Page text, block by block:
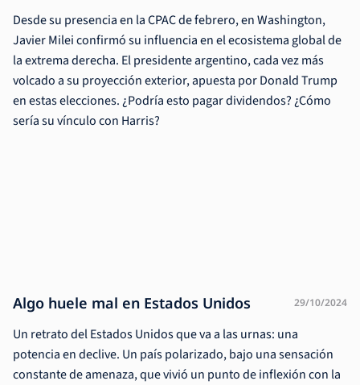
Desde su presencia en la CPAC de febrero, en Washington,
Javier Milei confirmó su influencia en el ecosistema global de
la extrema derecha. El presidente argentino, cada vez más
volcado a su proyección exterior, apuesta por Donald Trump
en estas elecciones. ¿Podría esto pagar dividendos? ¿Cómo
sería su vínculo con Harris?
Algo huele mal en Estados Unidos 29/10/2024
Un retrato del Estados Unidos que va a las urnas: una
potencia en declive. Un país polarizado, bajo una sensación
constante de amenaza, que vivió un punto de inflexión con la